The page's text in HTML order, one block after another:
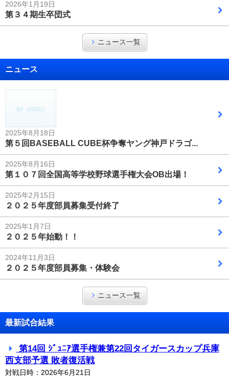
2026年1月19日
第３４期生卒団式
ニュース一覧
ニュース
2025年8月18日
第５回BASEBALL CUBE杯争奪ヤング神戸ドラゴ...
2025年8月16日
第１０７回全国高等学校野球選手権大会OB出場！
2025年2月15日
２０２５年度部員募集受付終了
2025年1月7日
２０２５年始動！！
2024年11月3日
２０２５年度部員募集・体験会
ニュース一覧
最新試合結果
第14回 ｼﾞｭﾆｱ選手権兼第22回タイガースカップ兵庫
西支部予選 敗者復活戦
対戦日時：2026年6月21日